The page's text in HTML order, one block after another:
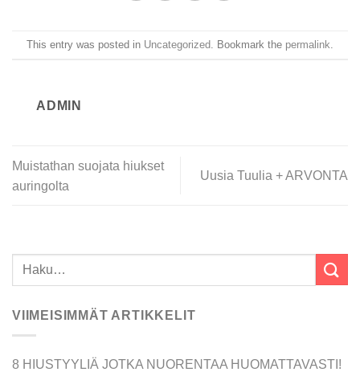
This entry was posted in Uncategorized . Bookmark the permalink
ADMIN
Muistathan suojata hiukset
auringolta
Uusia Tuulia + ARVONTA
VIIMEISIMMÄT ARTIKKELIT
8 HIUSTYYLIÄ JOTKA NUORENTAA HUOMATTAVASTI!